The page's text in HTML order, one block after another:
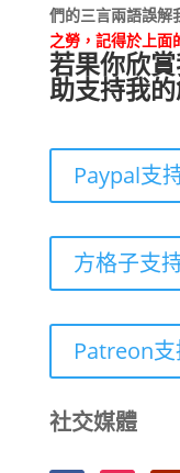
們的三言兩語誤解
之勞，記得於上面
若果你欣
助支持我的
Paypal支
方格子支
Patreon
社交媒體